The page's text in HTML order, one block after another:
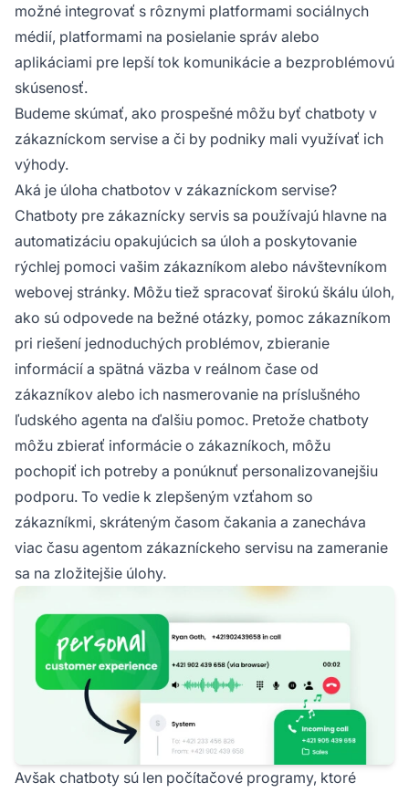
možné integrovať s rôznymi platformami sociálnych
médií, platformami na posielanie správ alebo
aplikáciami pre lepší tok komunikácie a bezproblémovú
skúsenosť.
Budeme skúmať, ako prospešné môžu byť chatboty v
zákazníckom servise a či by podniky mali využívať ich
výhody.
Aká je úloha chatbotov v zákazníckom servise?
Chatboty pre zákaznícky servis sa používajú hlavne na
automatizáciu opakujúcich sa úloh a poskytovanie
rýchlej pomoci vašim zákazníkom alebo návštevníkom
webovej stránky. Môžu tiež spracovať širokú škálu úloh,
ako sú odpovede na bežné otázky, pomoc zákazníkom
pri riešení jednoduchých problémov, zbieranie
informácií a spätná väzba v reálnom čase od
zákazníkov alebo ich nasmerovanie na príslušného
ľudského agenta na ďalšiu pomoc. Pretože chatboty
môžu zbierať informácie o zákazníkoch, môžu
pochopiť ich potreby a ponúknuť personalizovanejšiu
podporu. To vedie k zlepšeným vzťahom so
zákazníkmi, skráteným časom čakania a zanecháva
viac času agentom zákazníckeho servisu na zameranie
sa na zložitejšie úlohy.
Avšak chatboty sú len počítačové programy, ktoré